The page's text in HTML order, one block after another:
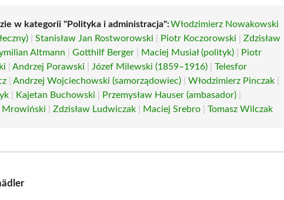
w kategorii "Polityka i administracja":Włodzimierz Nowakowski
|Stanisław Jan Rostworowski Piotr Koczorowski |Zdzisław
Altmann |Gotthilf Berger Maciej Musiał (polityk)
Piotr
|Andrzej Porawski Józef Milewski (1859–1916) |Telesfor
|Andrzej Wojciechowski (samorządowiec) |Włodzimierz Pinczak
Kajetan Buchowski Przemysław Hauser (ambasador)
Mrowiński |Zdzisław Ludwiczak Maciej Srebro |Tomasz Wilczak